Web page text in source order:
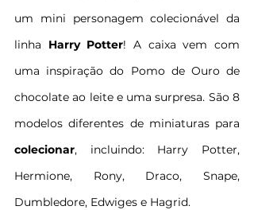
um mini personagem colecionável da
linha Harry Potter! A caixa vem com
uma inspiração do Pomo de Ouro de
chocolate ao leite e uma surpresa. São 8
colecionar, incluindo: Harry Potter,
Hermione, Rony, Draco, Snape,
Dumbledore, Edwiges e Hagrid.